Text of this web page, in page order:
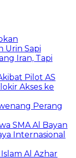
Urin Sapi
Iran, Tapi
Pilot AS
Akses ke
Perang
SMA Al Bayan
Internasional
Al Azhar